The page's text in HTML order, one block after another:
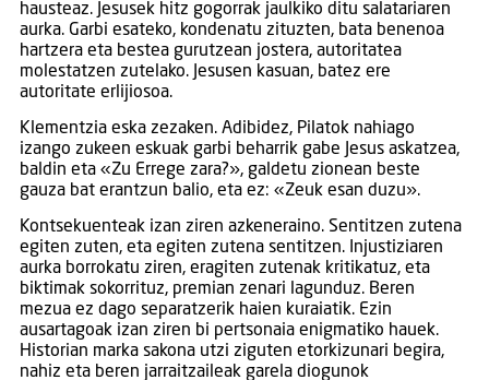
hausteaz. Jesusek hitz gogorrak jaulkiko ditu salatariaren
aurka. Garbi esateko, kondenatu zituzten, bata benenoa
hartzera eta bestea gurutzean jostera, autoritatea
molestatzen zutelako. Jesusen kasuan, batez ere
autoritate erlijiosoa.
Klementzia eska zezaken. Adibidez, Pilatok nahiago
izango zukeen eskuak garbi beharrik gabe Jesus askatzea,
baldin eta «Zu Errege zara?», galdetu zionean beste
gauza bat erantzun balio, eta ez: «Zeuk esan duzu».
Kontsekuenteak izan ziren azkeneraino. Sentitzen zutena
egiten zuten, eta egiten zutena sentitzen. Injustiziaren
aurka borrokatu ziren, eragiten zutenak kritikatuz, eta
biktimak sokorrituz, premian zenari lagunduz. Beren
mezua ez dago separatzerik haien kuraiatik. Ezin
ausartagoak izan ziren bi pertsonaia enigmatiko hauek.
Historian marka sakona utzi ziguten etorkizunari begira,
nahiz eta beren jarraitzaileak garela diogunok